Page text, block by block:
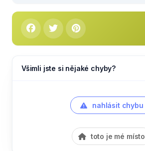
Všimli jste si nějaké chyby?
nahlásit chybu
toto je mé místo